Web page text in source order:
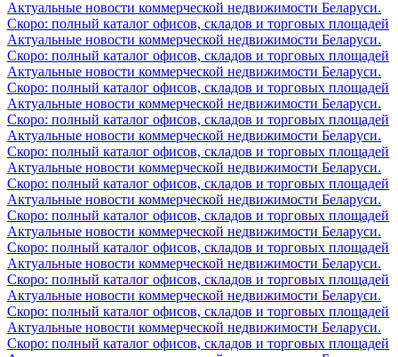
Актуальные новости коммерческой недвижимости Беларуси.
Скоро: полный каталог офисов, складов и торговых площадей
Актуальные новости коммерческой недвижимости Беларуси.
Скоро: полный каталог офисов, складов и торговых площадей
Актуальные новости коммерческой недвижимости Беларуси.
Скоро: полный каталог офисов, складов и торговых площадей
Актуальные новости коммерческой недвижимости Беларуси.
Скоро: полный каталог офисов, складов и торговых площадей
Актуальные новости коммерческой недвижимости Беларуси.
Скоро: полный каталог офисов, складов и торговых площадей
Актуальные новости коммерческой недвижимости Беларуси.
Скоро: полный каталог офисов, складов и торговых площадей
Актуальные новости коммерческой недвижимости Беларуси.
Скоро: полный каталог офисов, складов и торговых площадей
Актуальные новости коммерческой недвижимости Беларуси.
Скоро: полный каталог офисов, складов и торговых площадей
Актуальные новости коммерческой недвижимости Беларуси.
Скоро: полный каталог офисов, складов и торговых площадей
Актуальные новости коммерческой недвижимости Беларуси.
Скоро: полный каталог офисов, складов и торговых площадей
Актуальные новости коммерческой недвижимости Беларуси.
Скоро: полный каталог офисов, складов и торговых площадей